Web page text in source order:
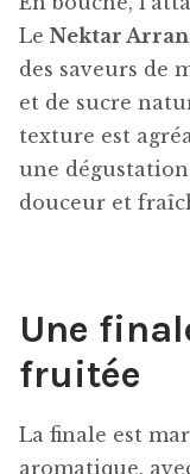
Le Nektar
des saveurs de
et de sucre
texture est
une
douceur et
Une
fruitée
La finale est
aromatique,